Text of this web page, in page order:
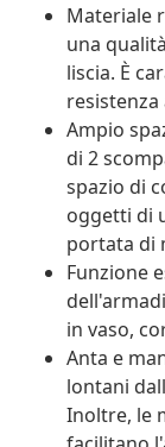
Materiale
una
liscia. È
Ampio
di 2
spazio di
oggetti di
portata di
Funzione
in vaso,
Anta e
lontani
Inoltre, le